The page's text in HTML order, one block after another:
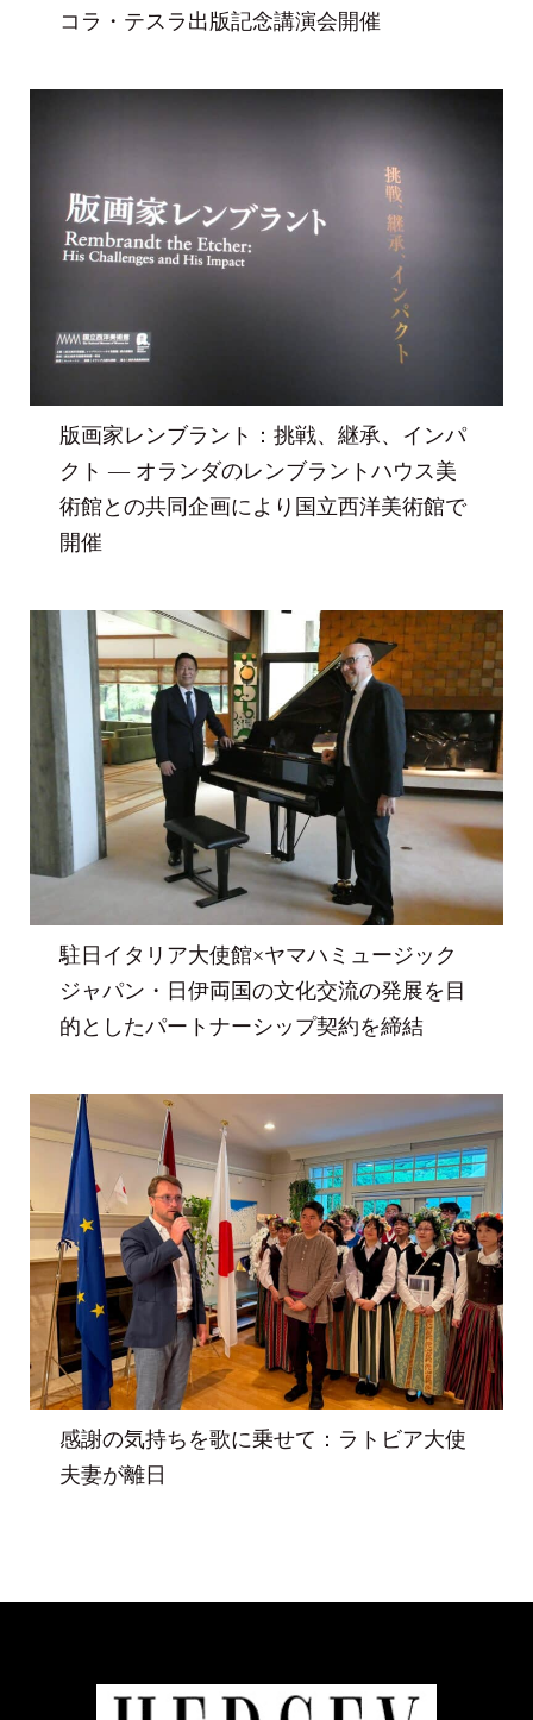
コラ・テスラ出版記念講演会開催
版画家レンブラント：挑戦、継承、インパ
クト ― オランダのレンブラントハウス美
術館との共同企画により国立西洋美術館で
開催
駐日イタリア大使館×ヤマハミュージック
ジャパン・日伊両国の文化交流の発展を目
的としたパートナーシップ契約を締結
感謝の気持ちを歌に乗せて：ラトビア大使
夫妻が離日